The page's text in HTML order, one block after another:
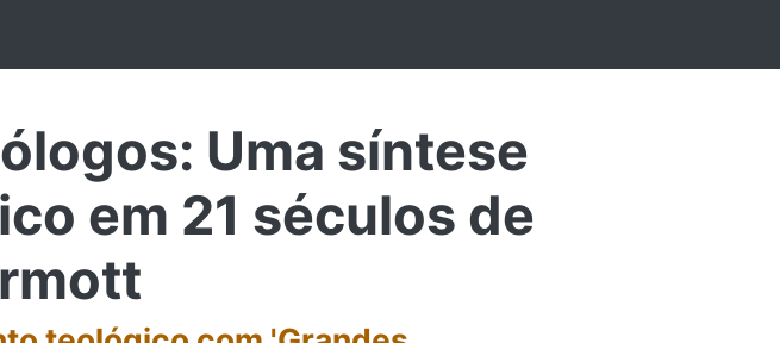
Uma síntese
em 21 séculos de